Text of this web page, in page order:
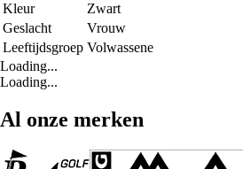
Kleur
Zwart
Geslacht
Vrouw
Leeftijdsgroep Volwassene
Loading...
Loading...
Al onze merken